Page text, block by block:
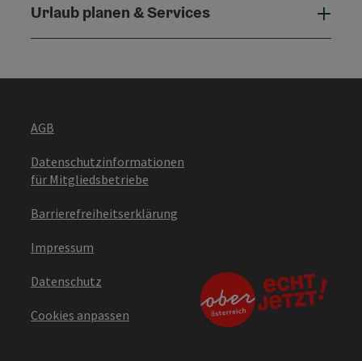
Urlaub planen & Services
AGB
Datenschutzinformationen
für Mitgliedsbetriebe
Barrierefreiheitserklärung
Impressum
Datenschutz
Cookies anpassen